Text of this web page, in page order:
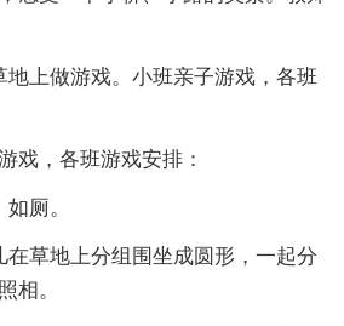
地上做游戏。小班亲子游戏，各班
戏，各班游戏安排：
厕。
在草地上分组围坐成圆形，一起分
相。